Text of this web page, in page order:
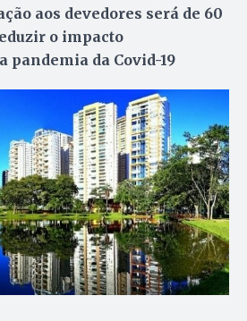
aos devedores será de 60
o impacto
pandemia da Covid-19